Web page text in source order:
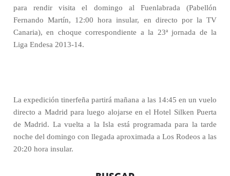
para rendir visita el domingo al Fuenlabrada (Pabellón
Fernando Martín, 12:00 hora insular, en directo por la TV
Canaria), en choque correspondiente a la 23ª jornada de la
Liga Endesa 2013-14.
La expedición tinerfeña partirá mañana a las 14:45 en un vuelo
directo a Madrid para luego alojarse en el Hotel Silken Puerta
de Madrid. La vuelta a la Isla está programada para la tarde
noche del domingo con llegada aproximada a Los Rodeos a las
20:20 hora insular.